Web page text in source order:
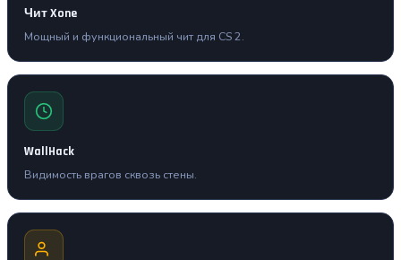
Чит Xone
Мощный и функциональный чит для CS 2.
WallHack
Видимость врагов сквозь стены.